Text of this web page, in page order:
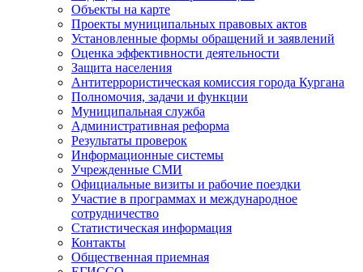
Объекты на карте
Проекты муниципальных правовых актов
Установленные формы обращений и заявлений
Оценка эффективности деятельности
Защита населения
Антитеррористическая комиссия города Кургана
Полномочия, задачи и функции
Муниципальная служба
Административная реформа
Результаты проверок
Информационные системы
Учрежденные СМИ
Официальные визиты и рабочие поездки
Участие в программах и международное
сотрудничество
Статистическая информация
Контакты
Общественная приемная